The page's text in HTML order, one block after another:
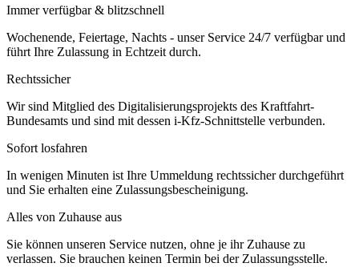
Immer verfügbar & blitzschnell
Wochenende, Feiertage, Nachts - unser Service 24/7 verfügbar und
führt Ihre Zulassung in Echtzeit durch.
Rechtssicher
Wir sind Mitglied des Digitalisierungsprojekts des Kraftfahrt-
Bundesamts und sind mit dessen i-Kfz-Schnittstelle verbunden.
Sofort losfahren
In wenigen Minuten ist Ihre Ummeldung rechtssicher durchgeführt
und Sie erhalten eine Zulassungsbescheinigung.
Alles von Zuhause aus
Sie können unseren Service nutzen, ohne je ihr Zuhause zu
verlassen. Sie brauchen keinen Termin bei der Zulassungsstelle.